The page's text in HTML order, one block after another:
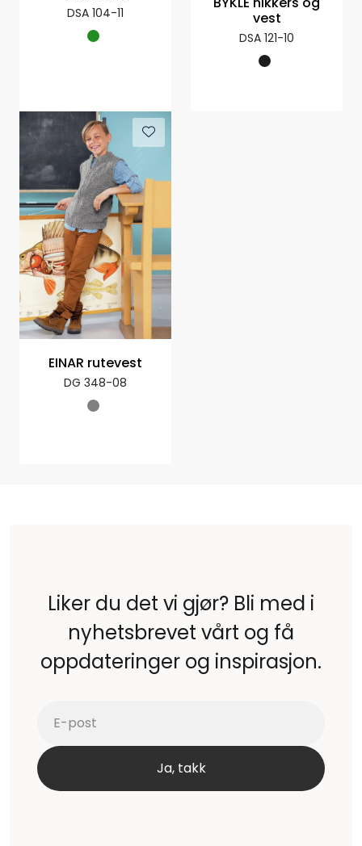
DSA 104-11
vest
DSA 121-10
EINAR rutevest
DG 348-08
Liker du det vi gjør? Bli med i
nyhetsbrevet vårt og få
oppdateringer og inspirasjon.